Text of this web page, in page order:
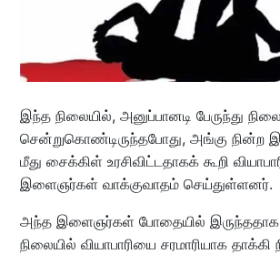
இந்த நிலையில், அனுப்பானடி பேருந்து
சென்றுகொண்டிருந்தபோது, அங்கு நின்ற
மீது சைக்கிள் உரசிவிட்டதாகக் கூறி
இளைஞர்கள் வாக்குவாதம் செய்துள்ளனர்.
அந்த இளைஞர்கள் போதையில் இருந்ததாக
நிலையில் வியாபாரியை சரமாரியாக தாக்கி